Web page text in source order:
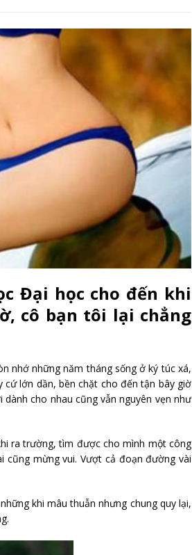
Đại học cho đến khi
cô bạn tôi lại chẳng
nhớ những năm tháng sống ở ký túc xá,
lớn dần, bền chặt cho đến tận bây giờ
cho nhau cũng vẫn nguyên vẹn như
ra trường, tìm được cho mình một công
cũng mừng vui. Vượt cả đoạn đường vài
khi mâu thuẫn nhưng chung quy lại,